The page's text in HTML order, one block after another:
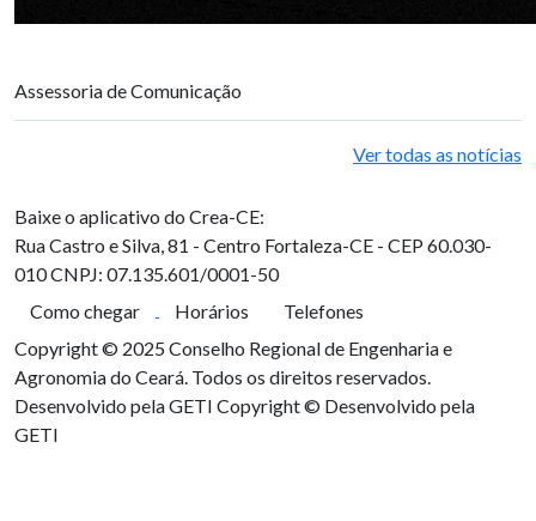
Assessoria de Comunicação
Ver todas as notícias
Baixe o aplicativo do Crea-CE:
Rua Castro e Silva, 81 - Centro Fortaleza-CE - CEP 60.030-
010CNPJ: 07.135.601/0001-50
Como chegar
Horários
Telefones
Copyright © 2025 Conselho Regional de Engenharia e
Agronomia do Ceará. Todos os direitos reservados.
Desenvolvido pela GETI Copyright © Desenvolvido pela
GETI